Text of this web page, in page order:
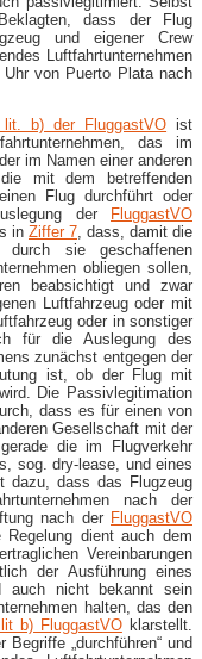
dass der Flug
und eigener Crew
Luftfahrtunternehmen
von Puerto Plata nach
b) der FluggastVO ist
das im
im Namen einer anderen
mit dem betreffenden
Flug durchführt oder
der FluggastVO
in Ziffer 7 , dass, damit die
durch sie geschaffenen
obliegen sollen,
beabsichtigt und zwar
Luftfahrzeug oder mit
oder in sonstiger
für die Auslegung des
zunächst entgegen der
ist, ob der Flug mit
Die Passivlegitimation
dass es für einen von
Gesellschaft mit der
die im Flugverkehr
sog. dry-lease, und eines
dazu, dass das Flugzeug
nach der
nach der FluggastVO
dient auch dem
Vereinbarungen
der Ausführung eines
auch nicht bekannt sein
halten, das den
b) FluggastVOklarstellt.
„durchführen“ und